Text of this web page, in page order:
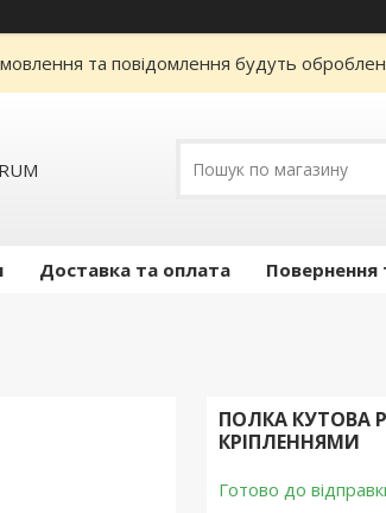
та повідомлення будуть
Доставка та оплата Повернення
ПОЛКА КУТОВА
КРІПЛЕННЯМИ
Готово до